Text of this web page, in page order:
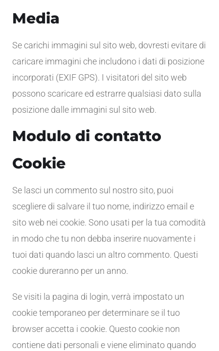
Media
Se carichi immagini sul sito web, dovresti evitare di
caricare immagini che includono i dati di posizione
incorporati (EXIF GPS). I visitatori del sito web
possono scaricare ed estrarre qualsiasi dato sulla
posizione dalle immagini sul sito web.
Modulo di contatto
Cookie
Se lasci un commento sul nostro sito, puoi
scegliere di salvare il tuo nome, indirizzo email e
sito web nei cookie. Sono usati per la tua comodità
in modo che tu non debba inserire nuovamente i
tuoi dati quando lasci un altro commento. Questi
cookie dureranno per un anno.
Se visiti la pagina di login, verrà impostato un
cookie temporaneo per determinare se il tuo
browser accetta i cookie. Questo cookie non
contiene dati personali e viene eliminato quando